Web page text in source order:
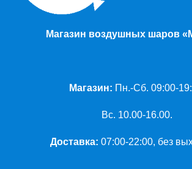
Магазин воздушных шаров
Магазин: Пн.-Сб. 09:00-
Вс. 10.00-16.00.
Доставка: 07:00-22:00, без